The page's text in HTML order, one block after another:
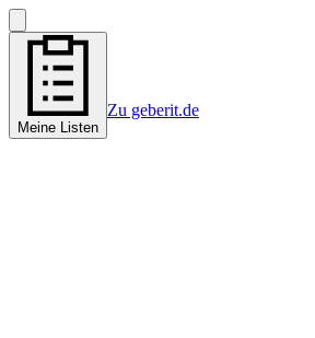
Meine Listen
Zu geberit.de